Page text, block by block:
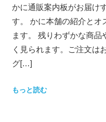
り！
かに通販案内板がお届け
す。 かに本舗の紹介とオ
ます。 残りわずかな商
く見られます。ご注文は
グ[…]
もっと読む